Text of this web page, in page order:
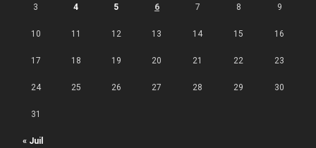
« Juil
3 4 5 6 7 8 9
10 11 12 13 14 15 16
17 18 19 20 21 22 23
24 25 26 27 28 29 30
31